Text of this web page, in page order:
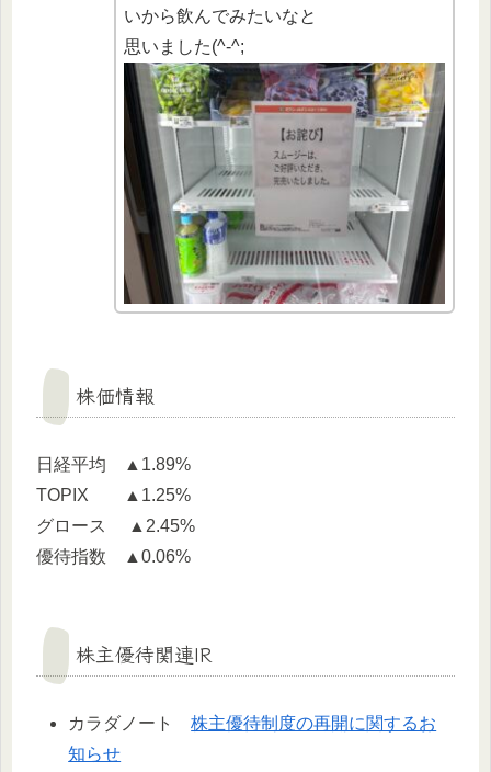
いから飲んでみたいなと
思いました(^-^;
株価情報
日経平均 ▲1.89%
TOPIX ▲1.25%
グロース ▲2.45%
優待指数 ▲0.06%
株主優待関連IR
カラダノート株主優待制度の再開に関するお
知らせ